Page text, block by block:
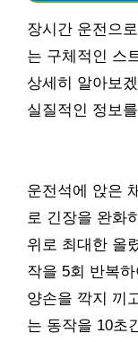
장시간 운전으
는 구체적인 스
상세히 알아보
실질적인 정보
운전석에 앉은
로 긴장을 완화
위로 최대한 올
작을 5회 반복
양손을 깍지 끼
는 동작을 10초